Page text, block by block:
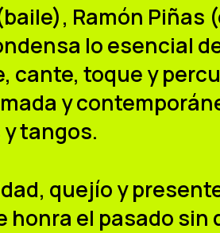
Ramón Piñas
lo esencial
toque y
y
tangos.
quejío y
honra el pasado sin